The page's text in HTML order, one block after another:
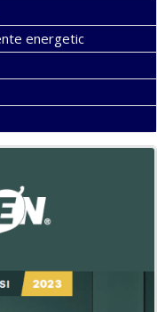
energetic